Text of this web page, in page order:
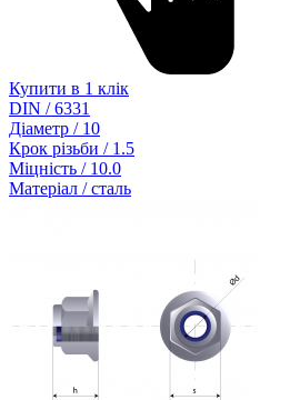
Купити в 1 клік
DIN / 6331
Діаметр / 10
Крок різьби / 1.5
Міцність / 10.0
Матеріал / сталь